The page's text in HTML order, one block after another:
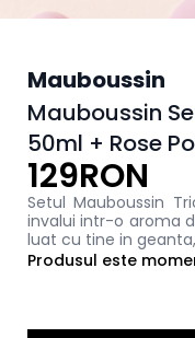
Mauboussin
Mauboussin
50ml + Rose
129RON
Setul Mauboussin
invalui intr-o aroma
luat cu tine in
Produsul este